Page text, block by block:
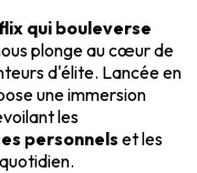
qui bouleverse
plonge au cœur de
d'élite. Lancée en
une immersion
les
personnels et les